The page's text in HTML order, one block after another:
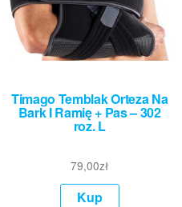
Timago Temblak Orteza Na
Bark I Ramię + Pas – 302
roz. L
79,00zł
Kup